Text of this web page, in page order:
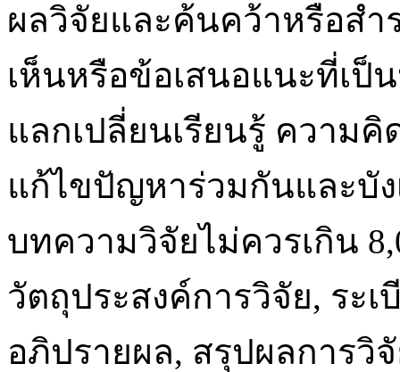
ผลวิจัยและค้นคว้าหรือส
เห็นหรือข้อเสนอแนะที่เป็
แลกเปลี่ยนเรียนรู้ ความ
แก้ไขปัญหาร่วมกันและบั
บทความวิจัยไม่ควรเกิน
วัตถุประสงค์การวิจัย, ระ
อภิปรายผล, สรุปผลการวิ